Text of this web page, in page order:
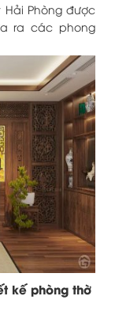
Phòng được
ra các phong
kế phòng thờ